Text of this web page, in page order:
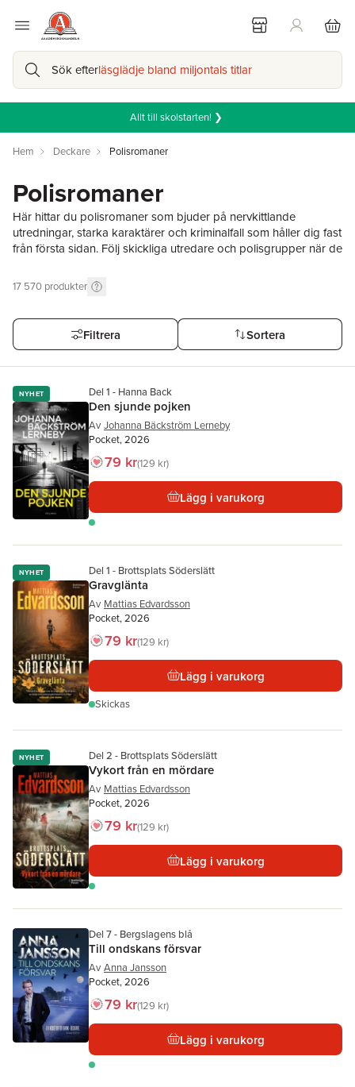
Sök efterläsglädje bland miljontals titlar
Allt till skolstarten! ❯
Hem Deckare Polisromaner
Polisromaner
Här hittar du polisromaner som bjuder på nervkittlande
utredningar, starka karaktärer och kriminalfall som håller dig fast
från första sidan. Följ skickliga utredare och polisgrupper när de
småstadsmiljöer till storstädernas skuggiga kvarter.
Polisromaner passar dig som gillar realism, samhällsskildring
svenska och internationella favoriter.
17 570 produkter
Filtrera Sortera
NYHET Del 1 - Hanna Back
Den sjunde pojken
Av Johanna Bäckström Lerneby
Pocket, 2026
79 kr129 kr
Lägg i varukorg
NYHET Del 1 - Brottsplats Söderslätt
Gravglänta
Av Mattias Edvardsson
Pocket, 2026
79 kr129 kr
Lägg i varukorg
Skickas
NYHET Del 2 - Brottsplats Söderslätt
Vykort från en mördare
Av Mattias Edvardsson
Pocket, 2026
79 kr129 kr
Lägg i varukorg
Del 7 - Bergslagens blå
Till ondskans försvar
Av Anna Jansson
Pocket, 2026
79 kr129 kr
Lägg i varukorg